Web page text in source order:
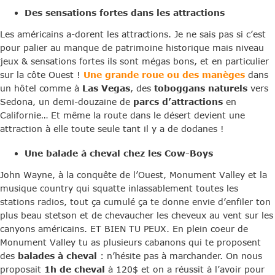
Des sensations fortes dans les attractions
Les américains a-dorent les attractions. Je ne sais pas si c’est
pour palier au manque de patrimoine historique mais niveau
jeux & sensations fortes ils sont mégas bons, et en particulier
sur la côte Ouest ! Une grande roue ou des manèges dans
un hôtel comme à Las Vegas, des toboggans naturels vers
Sedona, un demi-douzaine de parcs d’attractions en
Californie… Et même la route dans le désert devient une
attraction à elle toute seule tant il y a de dodanes !
Une balade à cheval chez les Cow-Boys
John Wayne, à la conquête de l’Ouest, Monument Valley et la
musique country qui squatte inlassablement toutes les
stations radios, tout ça cumulé ça te donne envie d’enfiler ton
plus beau stetson et de chevaucher les cheveux au vent sur les
canyons américains. ET BIEN TU PEUX. En plein coeur de
Monument Valley tu as plusieurs cabanons qui te proposent
des balades à cheval : n’hésite pas à marchander. On nous
proposait 1h de cheval à 120$ et on a réussit à l’avoir pour